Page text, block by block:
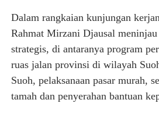
Dalam rangkaian kunjungan
Rahmat Mirzani Djausal meninjau
strategis, di antaranya program
ruas jalan provinsi di wilayah
Suoh, pelaksanaan pasar murah,
tamah dan penyerahan bantuan